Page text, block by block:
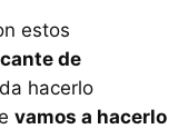
estos
de
hacerlo
vamos a hacerlo